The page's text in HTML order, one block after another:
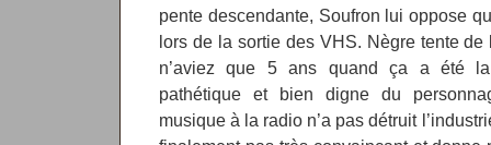
pente descendante, Soufron lui oppose
lors de la sortie des VHS. Nègre tente de
n’aviez que 5 ans quand ça a été
pathétique et bien digne du
musique à la radio n’a pas détruit